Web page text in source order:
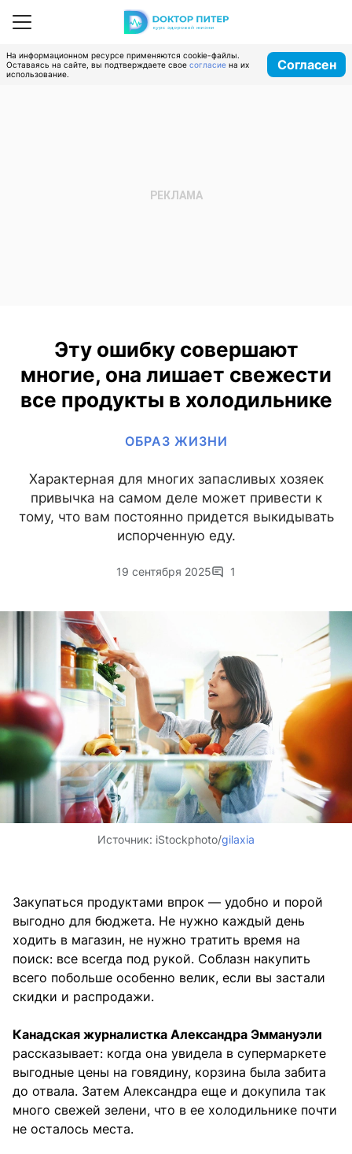
На информационном ресурсе применяются cookie-файлы.
Оставаясь на сайте, вы подтверждаете свое согласие на их
использование.
Согласен
Эту ошибку совершают
многие, она лишает свежести
все продукты в холодильнике
ОБРАЗ ЖИЗНИ
Характерная для многих запасливых хозяек
привычка на самом деле может привести к
тому, что вам постоянно придется выкидывать
испорченную еду.
19 сентября 2025 1
Источник: iStockphoto/gilaxia
Закупаться продуктами впрок — удобно и порой
выгодно для бюджета. Не нужно каждый день
ходить в магазин, не нужно тратить время на
поиск: все всегда под рукой. Соблазн накупить
всего побольше особенно велик, если вы застали
скидки и распродажи.
Канадская журналистка Александра Эммануэли
рассказывает: когда она увидела в супермаркете
выгодные цены на говядину, корзина была забита
до отвала. Затем Александра еще и докупила так
много свежей зелени, что в ее холодильнике почти
не осталось места.